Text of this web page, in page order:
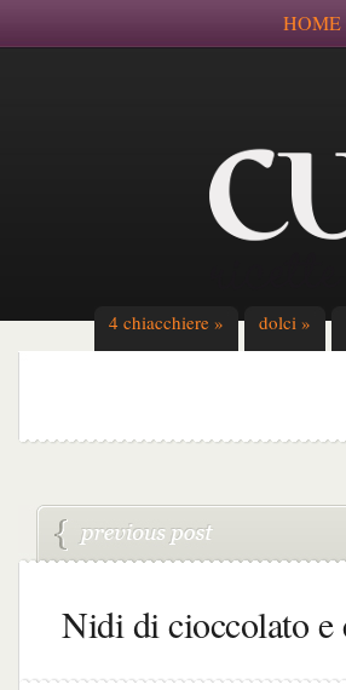
HOME
4 chiacchiere » dolci »
Nidi di cioccolato e